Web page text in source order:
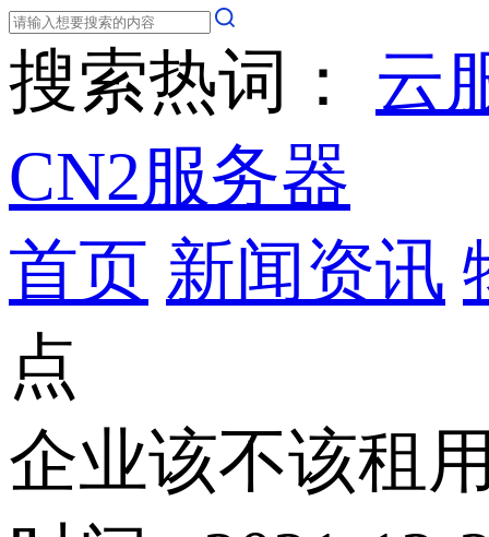
搜索热词： 云
CN2服务器
首页 新闻资讯
点
企业该不该租